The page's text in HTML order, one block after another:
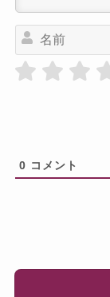
0 コメント